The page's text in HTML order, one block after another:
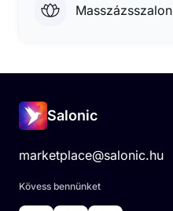
Masszázsszalon
Salonic
marketplace@salonic.hu
Kövess bennünket